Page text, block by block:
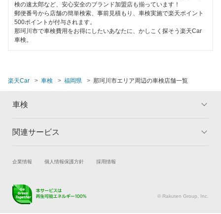
築上郡
中間市
三潴郡
宮若市
検の速太郎など、安心安全のブランド加盟店も揃っています！
郵便番号から店舗の簡単検索、事前見積もり、車検実施で楽天ポイント
500ポイントが付与されます。
那珂川市で車検費用をお得にしたいあなたに、かしこく探そう楽天Car
車検。
楽天Car 車検 福岡県 那珂川市エリア周辺の車検店舗一覧
車検
トップ
車検の基礎知識 キャンペーン一覧
関連サービス
試乗・商談 新車購入
キズ修理予約
メンテナンス管理
企業情報 個人情報保護方針 採用情報
© Rakuten Group, Inc.